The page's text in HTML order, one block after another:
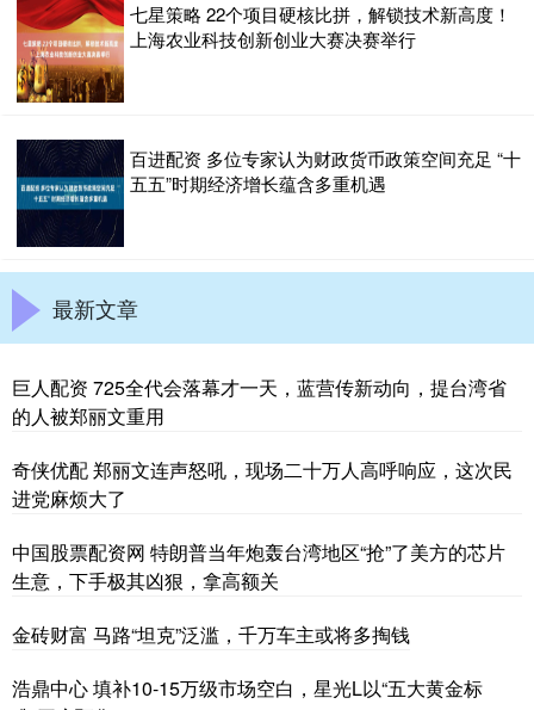
七星策略 22个项目硬核比拼，解锁技术新高度！
上海农业科技创新创业大赛决赛举行
百进配资 多位专家认为财政货币政策空间充足 “十
五五”时期经济增长蕴含多重机遇
最新文章
巨人配资 725全代会落幕才一天，蓝营传新动向，提台湾省
的人被郑丽文重用
奇侠优配 郑丽文连声怒吼，现场二十万人高呼响应，这次民
进党麻烦大了
中国股票配资网 特朗普当年炮轰台湾地区“抢”了美方的芯片
生意，下手极其凶狠，拿高额关
金砖财富 马路“坦克”泛滥，千万车主或将多掏钱
浩鼎中心 填补10-15万级市场空白，星光L以“五大黄金标